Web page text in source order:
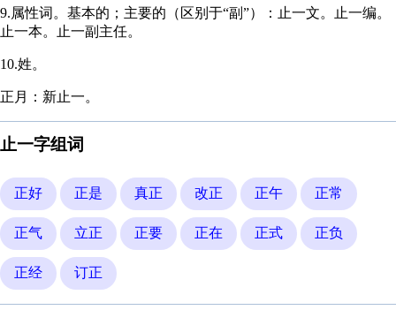
9.属性词。基本的；主要的（区别于“副”）：止一文。止一编。
止一本。止一副主任。
10.姓。
正月：新止一。
止一字组词
正好 正是 真正 改正 正午 正常
正气 立正 正要 正在 正式 正负
正经 订正